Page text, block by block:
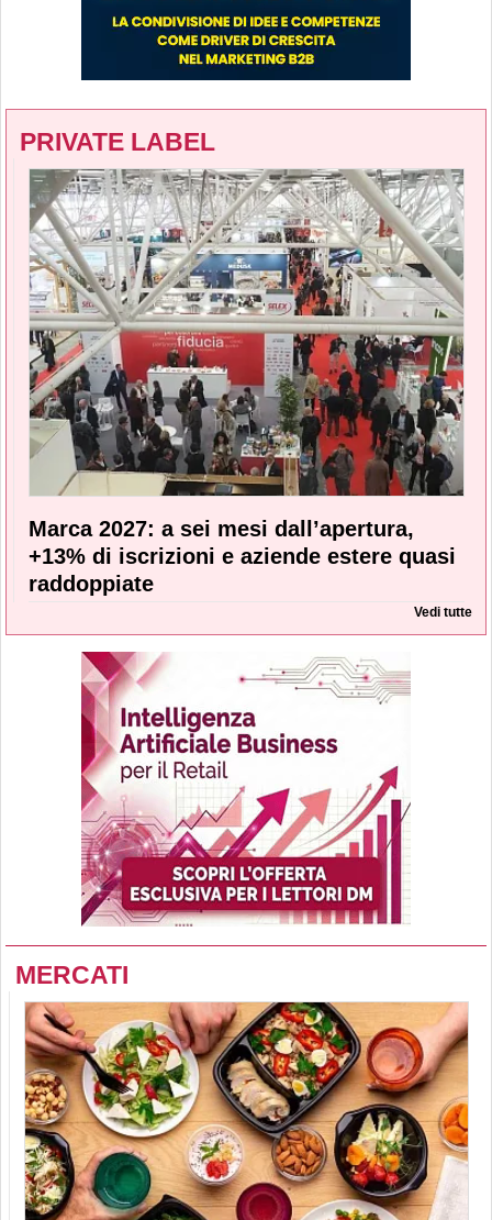
PRIVATE LABEL
Marca 2027: a sei mesi dall’apertura,
+13% di iscrizioni e aziende estere quasi
raddoppiate
Vedi tutte
MERCATI